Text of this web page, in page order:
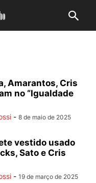
Amarantos, Cris
no “Igualdade
- 8 de maio de 2025
vestido usado
Sato e Cris
- 19 de março de 2025